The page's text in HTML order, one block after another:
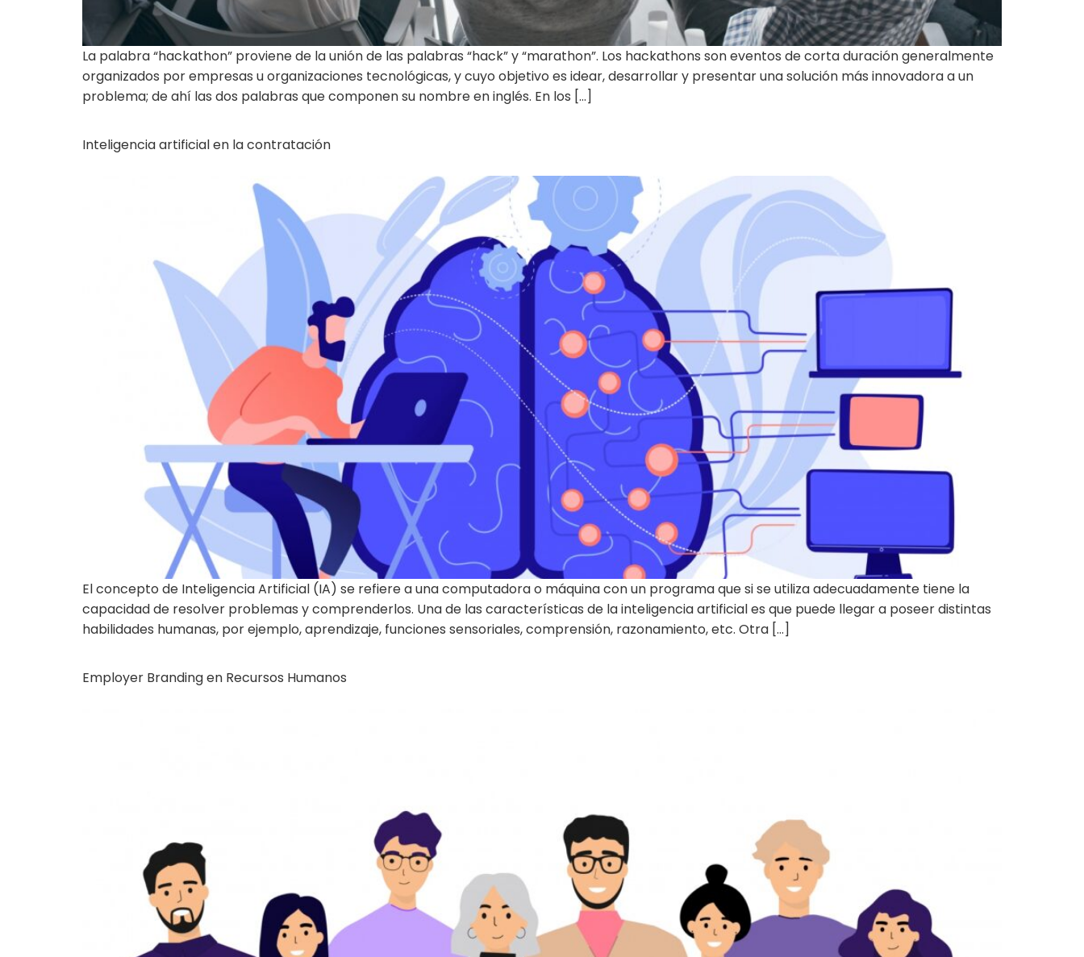
La palabra “hackathon” proviene de la unión de las palabras “hack” y “marathon”. Los hackathons son eventos de corta duración generalmente
organizados por empresas u organizaciones tecnológicas, y cuyo objetivo es idear, desarrollar y presentar una solución más innovadora a un
problema; de ahí las dos palabras que componen su nombre en inglés. En los […]
Inteligencia artificial en la contratación
El concepto de Inteligencia Artificial (IA) se refiere a una computadora o máquina con un programa que si se utiliza adecuadamente tiene la
capacidad de resolver problemas y comprenderlos. Una de las características de la inteligencia artificial es que puede llegar a poseer distintas
habilidades humanas, por ejemplo, aprendizaje, funciones sensoriales, comprensión, razonamiento, etc. Otra […]
Employer Branding en Recursos Humanos